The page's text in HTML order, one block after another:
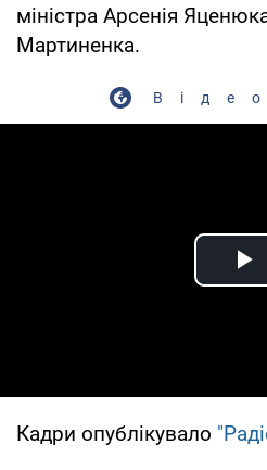
міністра Арсенія
Мартиненка.
Кадри опублікувало